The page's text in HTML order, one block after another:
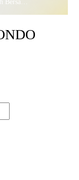
Lintasi Padang Es, Melangkah Jauh Bersama · Rayakan